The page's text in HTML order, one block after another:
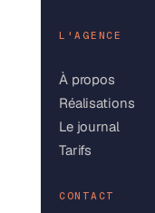
L'AGENCE
À propos
Réalisations
Le journal
Tarifs
CONTACT